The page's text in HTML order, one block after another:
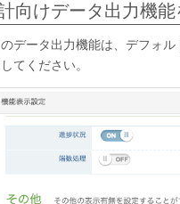
向けデータ出力機
データ出力機能は、デフォ
てください。